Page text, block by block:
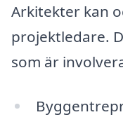
Arkitekter kan
projektledare.
som är